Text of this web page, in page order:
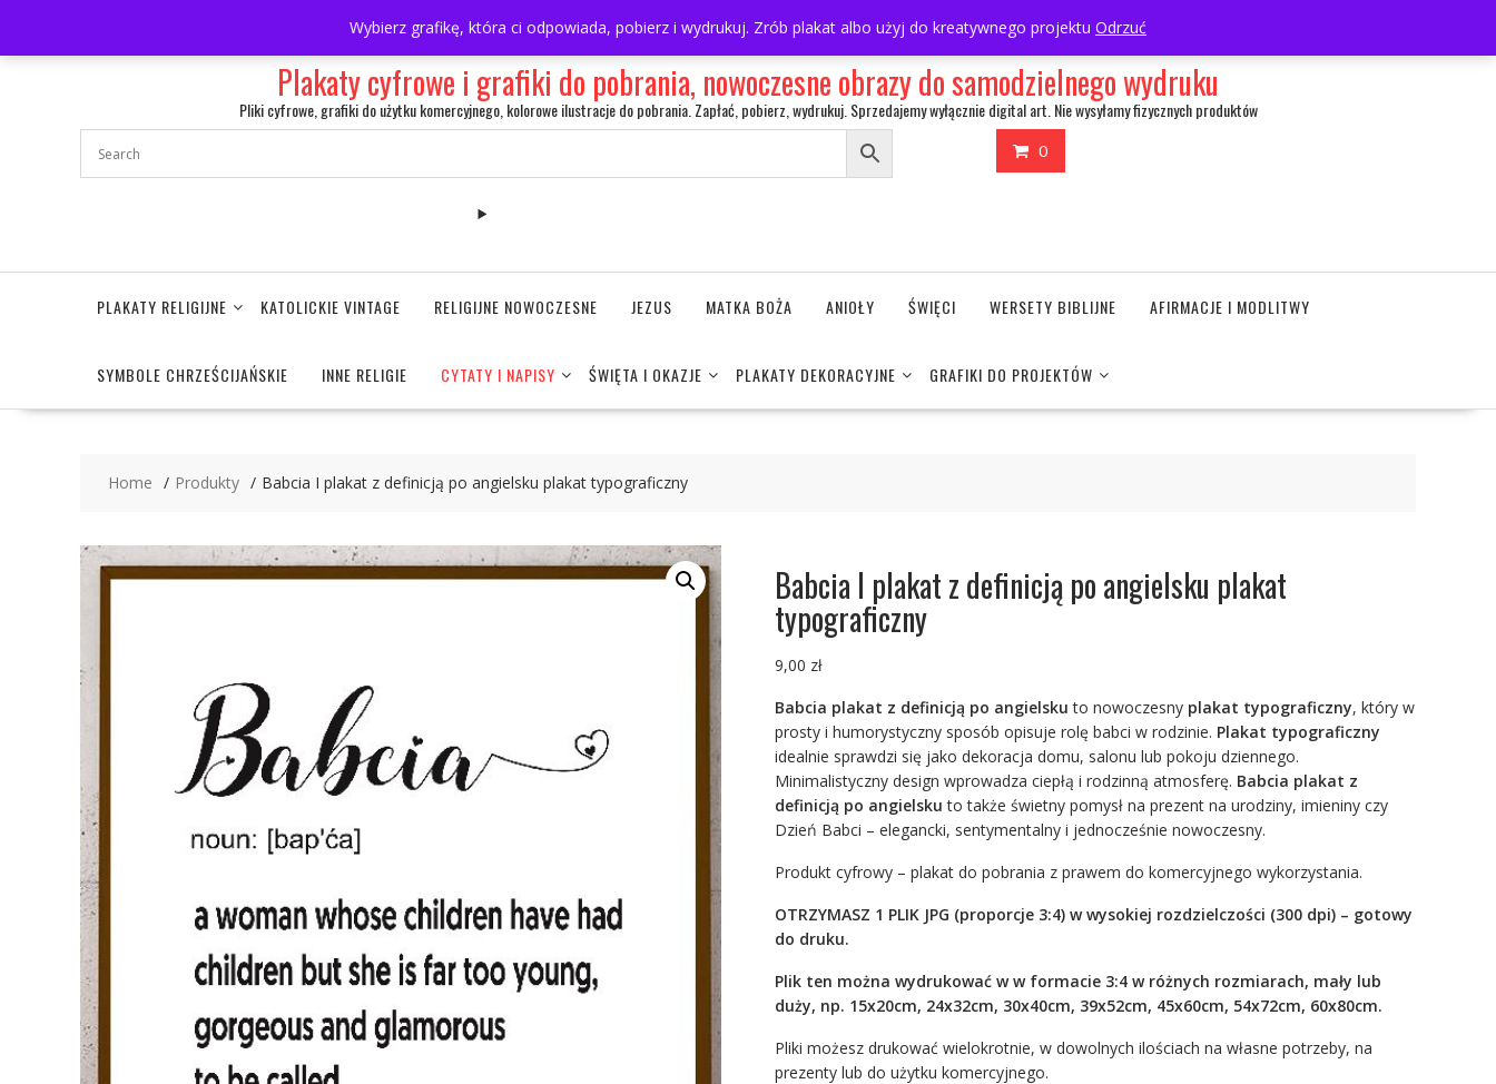
Wybierz grafikę, która ci odpowiada, pobierz i wydrukuj. Zrób plakat albo użyj do kreatywnego projektu Odrzuć
content
Plakaty cyfrowe i grafiki do pobrania, nowoczesne obrazy do samodzielnego wydruku
Pliki cyfrowe, grafiki do użytku komercyjnego, kolorowe ilustracje do pobrania. Zapłać, pobierz, wydrukuj. Sprzedajemy wyłącznie digital art. Nie wysyłamy fizycznych produktów
0
PLAKATY RELIGIJNE KATOLICKIE VINTAGE RELIGIJNE NOWOCZESNE JEZUS MATKA BOŻA ANIOŁY ŚWIĘCI WERSETY BIBLIJNE AFIRMACJE I MODLITWY
SYMBOLE CHRZEŚCIJAŃSKIE INNE RELIGIE CYTATY I NAPISY ŚWIĘTA I OKAZJE PLAKATY DEKORACYJNE GRAFIKI DO PROJEKTÓW
Home Produkty Babcia I plakat z definicją po angielsku plakat typograficzny
Babcia I plakat z definicją po angielsku plakat
typograficzny
9,00 zł
Babcia plakat z definicją po angielsku to nowoczesny plakat typograficzny, który w
prosty i humorystyczny sposób opisuje rolę babci w rodzinie. Plakat typograficzny
idealnie sprawdzi się jako dekoracja domu, salonu lub pokoju dziennego.
Minimalistyczny design wprowadza ciepłą i rodzinną atmosferę. Babcia plakat z
definicją po angielsku to także świetny pomysł na prezent na urodziny, imieniny czy
Dzień Babci – elegancki, sentymentalny i jednocześnie nowoczesny.
Produkt cyfrowy – plakat do pobrania z prawem do komercyjnego wykorzystania.
OTRZYMASZ 1 PLIK JPG (proporcje 3:4) w wysokiej rozdzielczości (300 dpi) – gotowy
do druku.
Plik ten można wydrukować w w formacie 3:4 w różnych rozmiarach, mały lub
duży, np. 15x20cm, 24x32cm, 30x40cm, 39x52cm, 45x60cm, 54x72cm, 60x80cm.
Pliki możesz drukować wielokrotnie, w dowolnych ilościach na własne potrzeby, na
prezenty lub do użytku komercyjnego.